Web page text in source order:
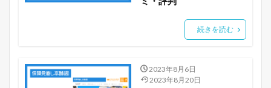
続きを読む
2023年8月6日
2023年8月20日